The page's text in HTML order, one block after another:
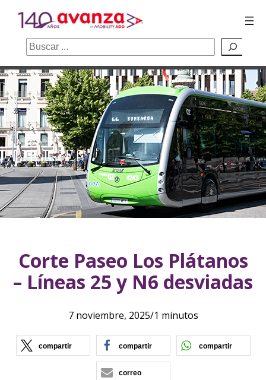
Saltar
al
contenido
Buscar
Corte Paseo Los Plátanos
– Líneas 25 y N6 desviadas
7 noviembre, 2025/1 minutos
compartir (se abre en nueva ventana)
compartir (se abre en nueva
compartir
correo